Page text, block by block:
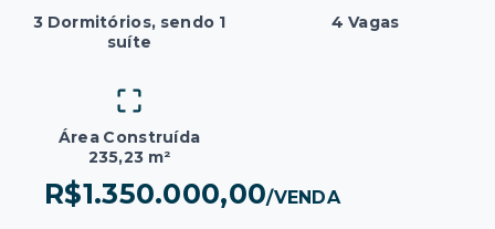
3 Dormitórios, sendo 1
suíte
4 Vagas
Área Construída
235,23 m²
R$1.350.000,00/VENDA